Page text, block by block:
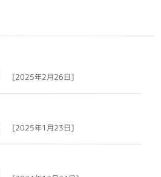
[2025年2月26日]
[2025年1月23日]